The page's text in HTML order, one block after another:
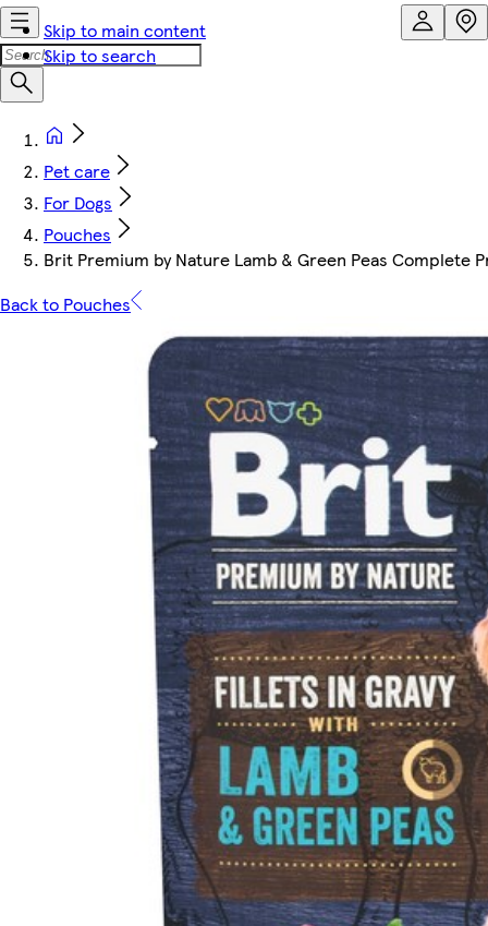
Skip to main content
Skip to search
Pet care
For Dogs
Pouches
Brit Premium by Nature Lamb & Green Peas Complete
Back to Pouches